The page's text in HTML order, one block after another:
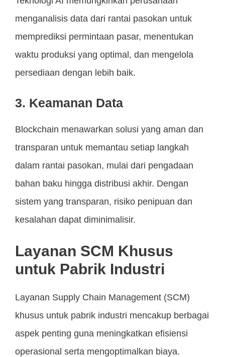
menganalisis data dari rantai pasokan untuk
memprediksi permintaan pasar, menentukan
waktu produksi yang optimal, dan mengelola
persediaan dengan lebih baik.
3. Keamanan Data
Blockchain menawarkan solusi yang aman dan
transparan untuk memantau setiap langkah
dalam rantai pasokan, mulai dari pengadaan
bahan baku hingga distribusi akhir. Dengan
sistem yang transparan, risiko penipuan dan
kesalahan dapat diminimalisir.
Layanan SCM Khusus
untuk Pabrik Industri
Layanan Supply Chain Management (SCM)
khusus untuk pabrik industri mencakup berbagai
aspek penting guna meningkatkan efisiensi
operasional serta mengoptimalkan biaya.